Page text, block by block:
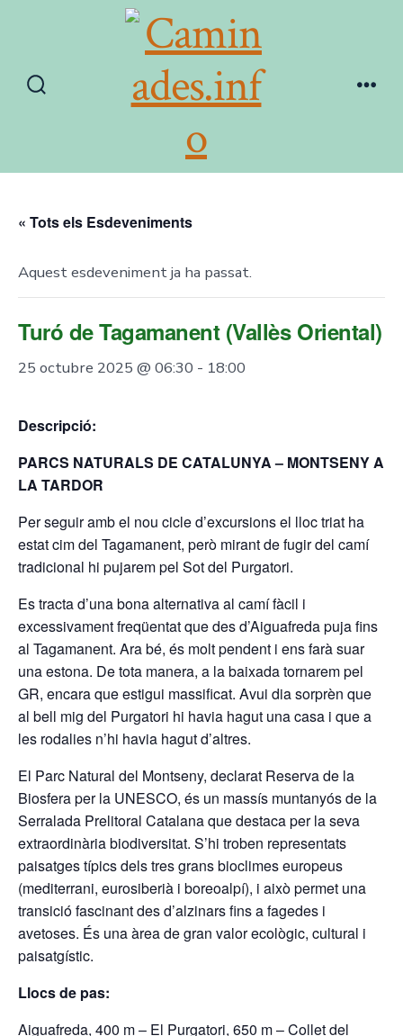
« Tots els Esdeveniments
Aquest esdeveniment ja ha passat.
Turó de Tagamanent (Vallès Oriental)
25 octubre 2025 @ 06:30 - 18:00
Descripció:
PARCS NATURALS DE CATALUNYA – MONTSENY A
LA TARDOR
Per seguir amb el nou cicle d’excursions el lloc triat ha
estat cim del Tagamanent, però mirant de fugir del camí
tradicional hi pujarem pel Sot del Purgatori.
Es tracta d’una bona alternativa al camí fàcil i
excessivament freqüentat que des d’Aiguafreda puja fins
al Tagamanent. Ara bé, és molt pendent i ens farà suar
una estona. De tota manera, a la baixada tornarem pel
GR, encara que estigui massificat. Avui dia sorprèn que
al bell mig del Purgatori hi havia hagut una casa i que a
les rodalies n’hi havia hagut d’altres.
El Parc Natural del Montseny, declarat Reserva de la
Biosfera per la UNESCO, és un massís muntanyós de la
Serralada Prelitoral Catalana que destaca per la seva
extraordinària biodiversitat. S’hi troben representats
paisatges típics dels tres grans bioclimes europeus
(mediterrani, eurosiberià i boreoalpí), i això permet una
transició fascinant des d’alzinars fins a fagedes i
avetoses. És una àrea de gran valor ecològic, cultural i
paisatgístic.
Llocs de pas:
Aiguafreda, 400 m – El Purgatori, 650 m – Collet del